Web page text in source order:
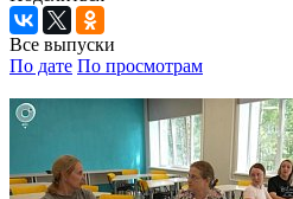
Все выпуски
По дате По просмотрам